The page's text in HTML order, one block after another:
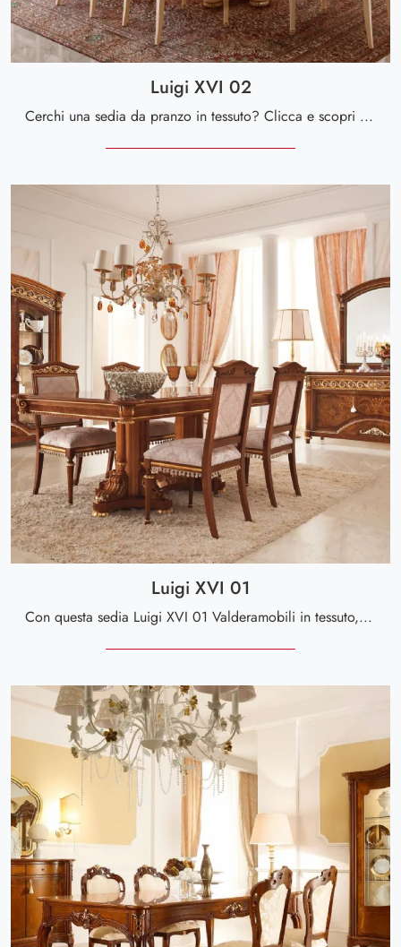
Luigi XVI 02
Cerchi una sedia da pranzo in tessuto? Clicca e scopri il modello Luigi XVI 02 di Valderamobili per ultimare i tuoi locali ottimamente.
Luigi XVI 01
Con questa sedia Luigi XVI 01 Valderamobili in tessuto, una tra le nostre sedute fisse classiche, potrai arricchire i tuoi locali.